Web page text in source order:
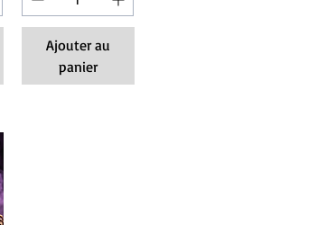
Ajouter au
panier